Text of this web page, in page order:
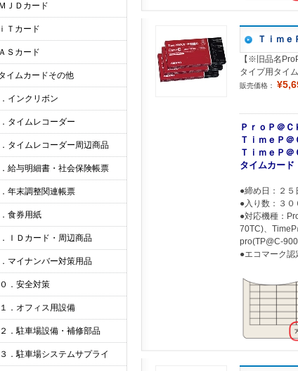
Ｔｉｍ
【※旧品名
タイプ用タイ
販売価格：
ＰｒｏＰ＠
ＴｉｍｅＰ＠
ＴｉｍｅＰ
タイムカー
●締め日：２５
●入り数：３０
●対応機種：
70TC)、
pro(TP@C-
●エコマーク
ＭＪＤカード
ｉＴカード
ＡＳカード
イムカードその他
インクリボン
タイムレコーダー
タイムレコーダー周辺商品
給与明細書・社会保険帳票
年末調整関連帳票
食券用紙
ＩＤカード・周辺商品
マイナンバー対策用品
．安全対策
．オフィス用設備
．駐車場設備・補修部品
．駐車場システムサプライ